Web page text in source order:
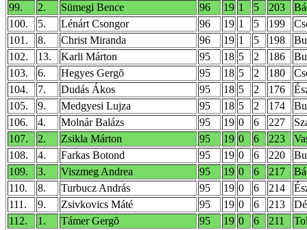
99.
2. Sümegi Bence 96 19 1 5 203
100.
5. Lénárt Csongor 96 19 1 5 199
101.
8. Christ Miranda 96 19 1 5 198
102.
13. Karli Márton 95 18 5 2 186
103.
6. Hegyes Gergõ 95 18 5 2 180
104.
7. Dudás Ákos 95 18 5 2 176
105.
9. Medgyesi Lujza 95 18 5 2 174
106.
4. Molnár Balázs 95 19 0 6 227
107.
2. Zsikla Márton 95 19 0 6 223
108.
4. Farkas Botond 95 19 0 6 220
109.
3. Viszmeg Andrea 95 19 0 6 217
110.
8. Turbucz András 95 19 0 6 214
111.
9. Zsivkovics Máté 95 19 0 6 213
112.
1. Támer Gergõ 95 19 0 6 211